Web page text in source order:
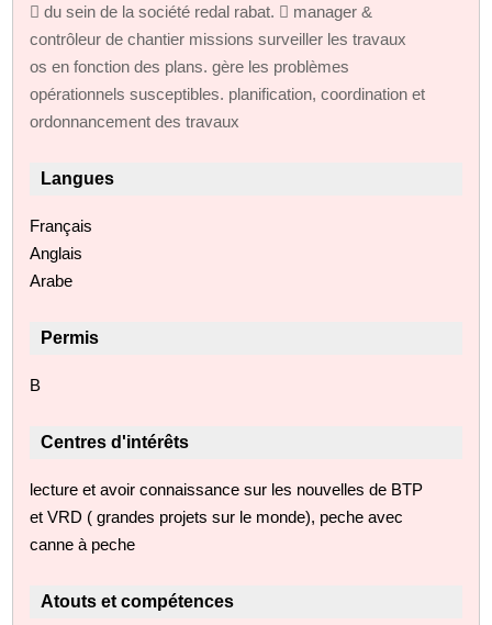
 du sein de la société redal rabat.  manager &
contrôleur de chantier missions surveiller les travaux
os en fonction des plans. gère les problèmes
opérationnels susceptibles. planification, coordination et
ordonnancement des travaux
Langues
Français
Anglais
Arabe
Permis
B
Centres d'intérêts
lecture et avoir connaissance sur les nouvelles de BTP
et VRD ( grandes projets sur le monde), peche avec
canne à peche
Atouts et compétences